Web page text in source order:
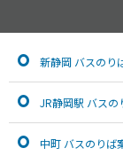
新静岡 バスのり
JR静岡駅 バスの
中町 バスのりば